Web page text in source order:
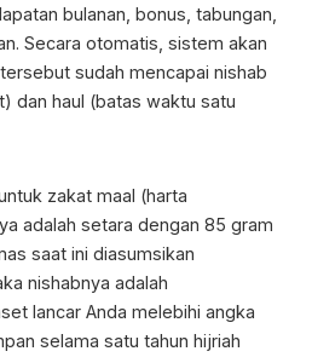
bulanan, bonus, tabungan,
Secara otomatis, sistem akan
sudah mencapai nishab
dan haul (batas waktu satu
zakat maal (harta
adalah setara dengan 85 gram
saat ini diasumsikan
nishabnya adalah
lancar Anda melebihi angka
selama satu tahun hijriah